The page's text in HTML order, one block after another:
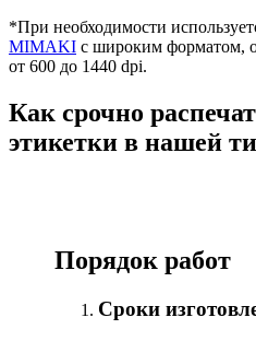
*При необходимости
MIMAKI с широким форматом,
от 600 до 1440 dpi.
Как срочно
этикетки в нашей
Порядок работ
Сроки